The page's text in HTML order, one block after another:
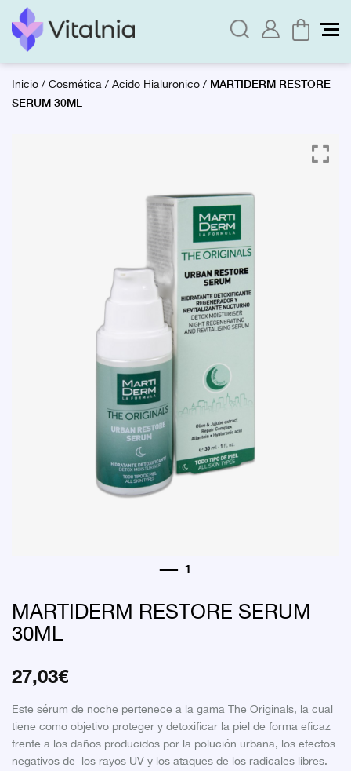
Inicio/Cosmética/Acido Hialuronico/ MARTIDERM RESTORE
SERUM 30ML
MARTIDERM RESTORE SERUM
30ML
27,03€
Este sérum de noche pertenece a la gama The Originals, la cual
tiene como objetivo proteger y detoxificar la piel de forma eficaz
frente a los daños producidos por la polución urbana, los efectos
negativos de los rayos UV y los ataques de los radicales libres.